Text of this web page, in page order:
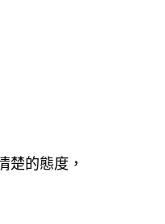
楚的態度，